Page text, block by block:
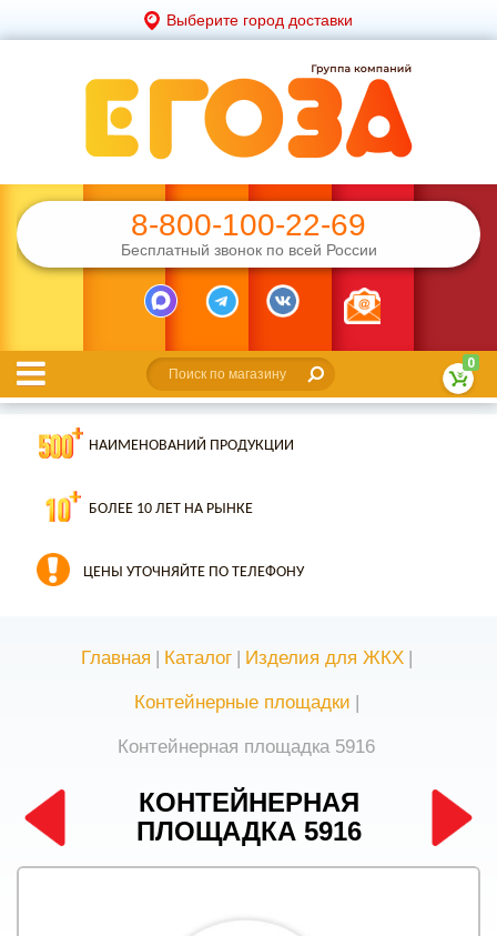
Выберите город доставки
8-800-100-22-69
Бесплатный звонок по всей России
0
НАИМЕНОВАНИЙ ПРОДУКЦИИ
БОЛЕЕ 10 ЛЕТ НА РЫНКЕ
ЦЕНЫ УТОЧНЯЙТЕ ПО ТЕЛЕФОНУ
Главная | Каталог | Изделия для ЖКХ |
Контейнерные площадки |
Контейнерная площадка 5916
КОНТЕЙНЕРНАЯ
ПЛОЩАДКА 5916